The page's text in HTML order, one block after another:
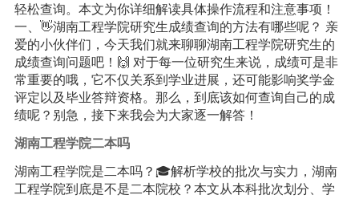
轻松查询。本文为你详细解读具体操作流程和注意事项！
一、👋湖南工程学院研究生成绩查询的方法有哪些呢？ 亲
爱的小伙伴们，今天我们就来聊聊湖南工程学院研究生的
成绩查询问题吧！🙌 对于每一位研究生来说，成绩可是非
常重要的哦，它不仅关系到学业进展，还可能影响奖学金
评定以及毕业答辩资格。那么，到底该如何查询自己的成
绩呢？别急，接下来我会为大家逐一解答！
湖南工程学院二本吗
湖南工程学院是二本吗？🎓解析学校的批次与实力，湖南
工程学院到底是不是二本院校？本文从本科批次划分、学